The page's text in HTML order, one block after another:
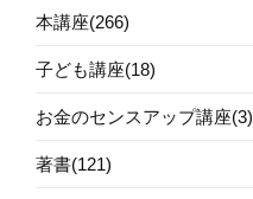
本講座(266)
子ども講座(18)
お金のセンスアップ講座(3)
著書(121)